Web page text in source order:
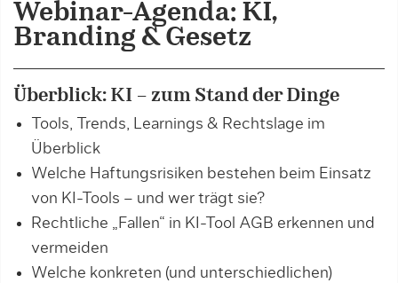
Webinar-Agenda: KI,
Branding & Gesetz
Überblick: KI – zum Stand der Dinge
Tools, Trends, Learnings & Rechtslage im
Überblick
Welche Haftungsrisiken bestehen beim Einsatz
von KI-Tools – und wer trägt sie?
Rechtliche „Fallen“ in KI-Tool AGB erkennen und
vermeiden
Welche konkreten (und unterschiedlichen)